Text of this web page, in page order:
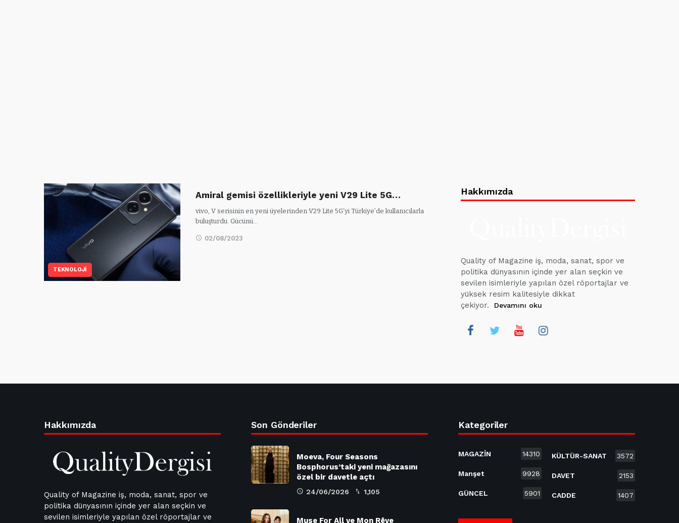
TEKNOLOJİ
Amiral gemisi özellikleriyle yeni V29 Lite 5G…
vivo, V serisinin en yeni üyelerinden V29 Lite 5G’yi Türkiye’de kullanıcılarla
buluşturdu. Gücünü…
02/08/2023
Hakkımızda
Quality of Magazine iş, moda, sanat, spor ve
politika dünyasının içinde yer alan seçkin ve
sevilen isimleriyle yapılan özel röportajlar ve
yüksek resim kalitesiyle dikkat
çekiyor.
Devamını oku
Hakkımızda
Quality of Magazine iş, moda, sanat, spor ve
politika dünyasının içinde yer alan seçkin ve
sevilen isimleriyle yapılan özel röportajlar ve
Son Gönderiler
Moeva, Four Seasons
Bosphorus’taki yeni mağazasını
özel bir davetle açtı
24/06/2026 1,105
Muse For All ve Mon Rêve
Kategoriler
MAGAZİN 14310
Manşet 9928
GÜNCEL 5901
KÜLTÜR-SANAT 3572
DAVET 2153
CADDE 1407